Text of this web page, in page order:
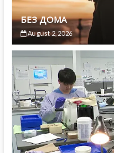
БЕЗ ДОМА
August 2, 2026